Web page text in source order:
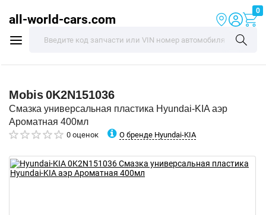
all-world-cars.com
0
Mobis0K2N151036
Смазка универсальная пластика Hyundai-KIA аэр
Ароматная 400мл
0 оценок О бренде Hyundai-KIA